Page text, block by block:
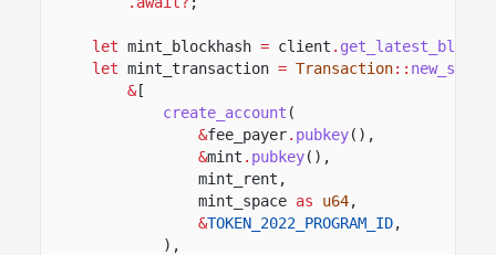
let mint_blockhash = client .
let mint_transaction = Transaction::
&[
create_account (
&fee_payer. pubkey(),
&mint . pubkey(),
mint_rent,
mint_space as u64,
&TOKEN_2022_PROGRAM_ID,
),